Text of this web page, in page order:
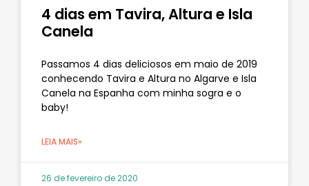
4 dias em Tavira, Altura e Isla
Canela
Passamos 4 dias deliciosos em maio de 2019
conhecendo Tavira e Altura no Algarve e Isla
Canela na Espanha com minha sogra e o
baby!
LEIA MAIS»
26 de fevereiro de 2020